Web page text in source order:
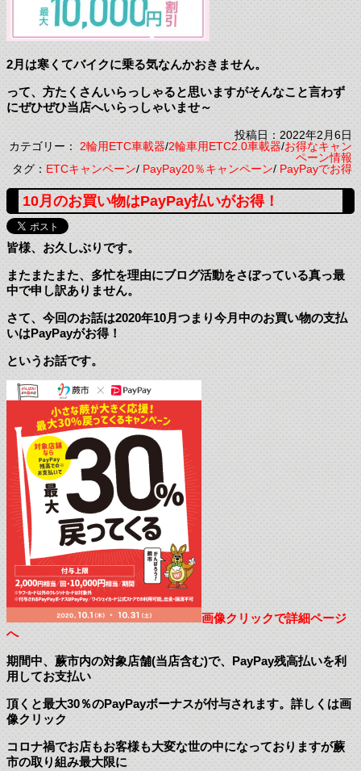
2月は寒くてバイクに乗る気なんかおきません。
って、方たくさんいらっしゃると思いますがそんなこと言わず
にぜひぜひ当店へいらっしゃいませ～
投稿日：2022年2月6日
カテゴリー：2輪用ETC車載器/2輪車用ETC2.0車載器/お得なキャン
ペーン情報
タグ：ETCキャンペーン/PayPay20％キャンペーン/PayPayでお得
10月のお買い物はPayPay払いがお得！
皆様、お久しぶりです。
またまたまた、多忙を理由にブログ活動をさぼっている真っ最
中で申し訳ありません。
さて、今回のお話は2020年10月つまり今月中のお買い物の支払
いはPayPayがお得！
というお話です。
画像クリックで詳細ページ
へ
期間中、蕨市内の対象店舗(当店含む)で、PayPay残高払いを利
用してお支払い
頂くと最大30％のPayPayボーナスが付与されます。詳しくは画
像クリック
コロナ禍でお店もお客様も大変な世の中になっておりますが蕨
市の取り組み最大限に